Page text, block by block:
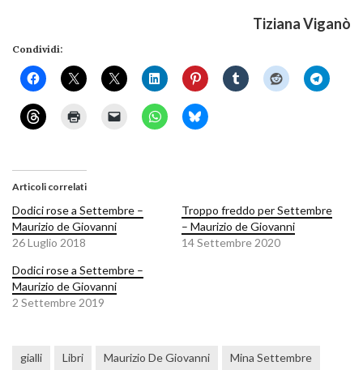
Tiziana Viganò
Condividi:
Articoli correlati
Dodici rose a Settembre –
Maurizio de Giovanni
26 Luglio 2018
Troppo freddo per Settembre
– Maurizio de Giovanni
14 Settembre 2020
Dodici rose a Settembre –
Maurizio de Giovanni
2 Settembre 2019
gialli Libri Maurizio De Giovanni Mina Settembre